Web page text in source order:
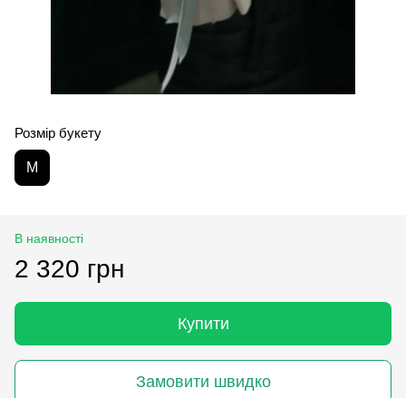
Розмір букету
M
В наявності
2 320 грн
Купити
Замовити швидко